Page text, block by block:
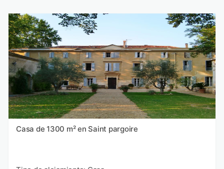
Casa de 1300 m² en Saint pargoire